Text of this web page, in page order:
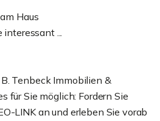
Haus
interessant ...
Tenbeck Immobilien &
für Sie möglich: Fordern Sie
LINK an und erleben Sie vorab